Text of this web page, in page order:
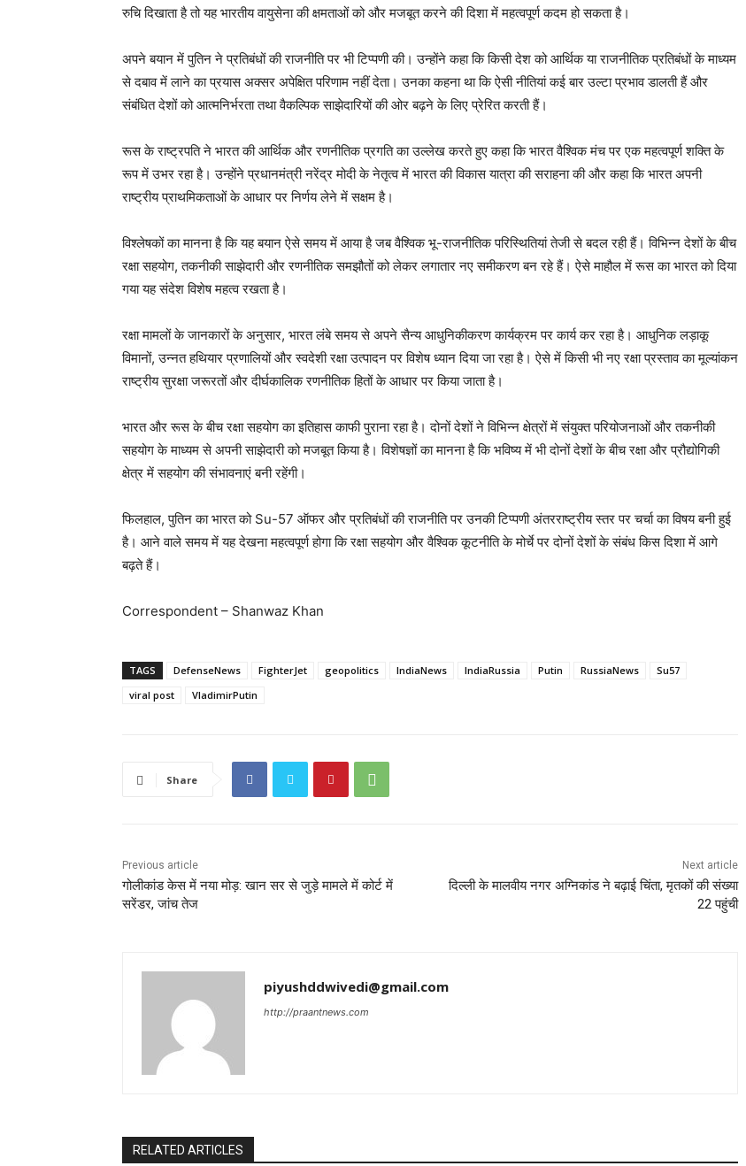
रुचि दिखाता है तो यह भारतीय वायुसेना की क्षमताओं को और मजबूत करने की दिशा में महत्वपूर्ण कदम हो सकता है।
अपने बयान में पुतिन ने प्रतिबंधों की राजनीति पर भी टिप्पणी की। उन्होंने कहा कि किसी देश को आर्थिक या राजनीतिक प्रतिबंधों के माध्यम
से दबाव में लाने का प्रयास अक्सर अपेक्षित परिणाम नहीं देता। उनका कहना था कि ऐसी नीतियां कई बार उल्टा प्रभाव डालती हैं और
संबंधित देशों को आत्मनिर्भरता तथा वैकल्पिक साझेदारियों की ओर बढ़ने के लिए प्रेरित करती हैं।
रूस के राष्ट्रपति ने भारत की आर्थिक और रणनीतिक प्रगति का उल्लेख करते हुए कहा कि भारत वैश्विक मंच पर एक महत्वपूर्ण शक्ति के
रूप में उभर रहा है। उन्होंने प्रधानमंत्री नरेंद्र मोदी के नेतृत्व में भारत की विकास यात्रा की सराहना की और कहा कि भारत अपनी
राष्ट्रीय प्राथमिकताओं के आधार पर निर्णय लेने में सक्षम है।
विश्लेषकों का मानना है कि यह बयान ऐसे समय में आया है जब वैश्विक भू-राजनीतिक परिस्थितियां तेजी से बदल रही हैं। विभिन्न देशों के बीच
रक्षा सहयोग, तकनीकी साझेदारी और रणनीतिक समझौतों को लेकर लगातार नए समीकरण बन रहे हैं। ऐसे माहौल में रूस का भारत को दिया
गया यह संदेश विशेष महत्व रखता है।
रक्षा मामलों के जानकारों के अनुसार, भारत लंबे समय से अपने सैन्य आधुनिकीकरण कार्यक्रम पर कार्य कर रहा है। आधुनिक लड़ाकू
विमानों, उन्नत हथियार प्रणालियों और स्वदेशी रक्षा उत्पादन पर विशेष ध्यान दिया जा रहा है। ऐसे में किसी भी नए रक्षा प्रस्ताव का मूल्यांकन
राष्ट्रीय सुरक्षा जरूरतों और दीर्घकालिक रणनीतिक हितों के आधार पर किया जाता है।
भारत और रूस के बीच रक्षा सहयोग का इतिहास काफी पुराना रहा है। दोनों देशों ने विभिन्न क्षेत्रों में संयुक्त परियोजनाओं और तकनीकी
सहयोग के माध्यम से अपनी साझेदारी को मजबूत किया है। विशेषज्ञों का मानना है कि भविष्य में भी दोनों देशों के बीच रक्षा और प्रौद्योगिकी
क्षेत्र में सहयोग की संभावनाएं बनी रहेंगी।
फिलहाल, पुतिन का भारत को Su-57 ऑफर और प्रतिबंधों की राजनीति पर उनकी टिप्पणी अंतरराष्ट्रीय स्तर पर चर्चा का विषय बनी हुई
है। आने वाले समय में यह देखना महत्वपूर्ण होगा कि रक्षा सहयोग और वैश्विक कूटनीति के मोर्चे पर दोनों देशों के संबंध किस दिशा में आगे
बढ़ते हैं।
Correspondent – Shanwaz Khan
TAGS DefenseNews FighterJet geopolitics IndiaNews IndiaRussia Putin RussiaNews
Su57
viral post
VladimirPutin
Share
Previous article
गोलीकांड केस में नया मोड़: खान सर से जुड़े मामले में कोर्ट में
सरेंडर, जांच तेज
Next article
दिल्ली के मालवीय नगर अग्निकांड ने बढ़ाई चिंता, मृतकों की संख्या
22 पहुंची
piyushddwivedi@gmail.com
http://praantnews.com
RELATED ARTICLES